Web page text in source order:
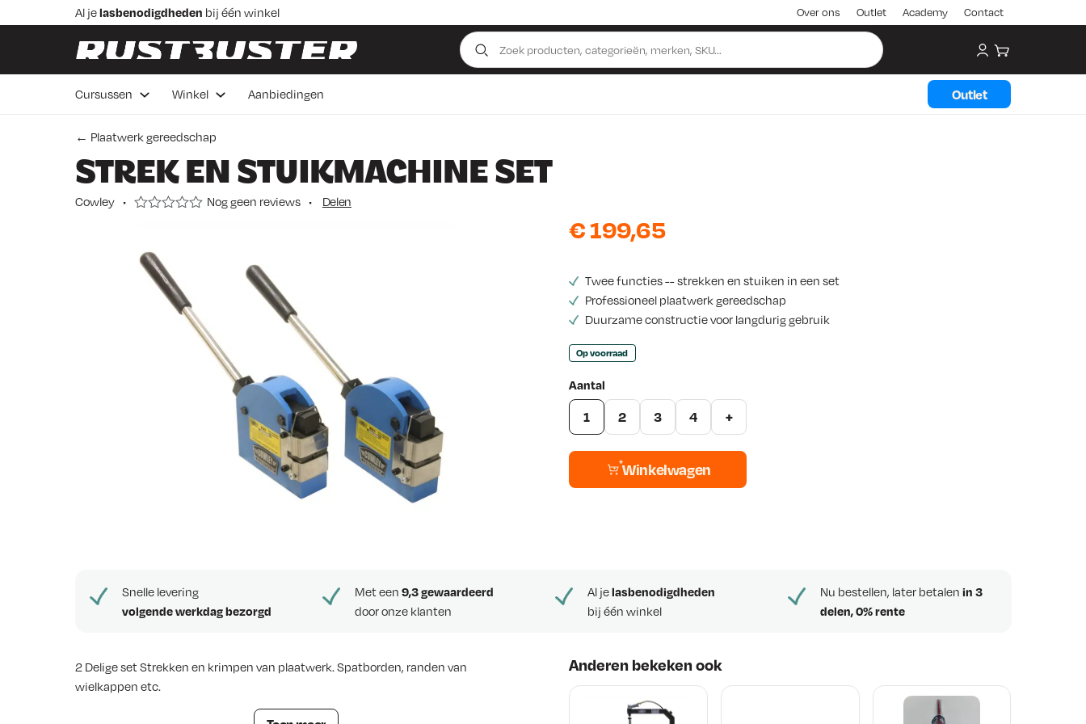
Skip to contentAl jelasbenodigdheden bij één winkel
Advies van vakmensen
Over ons Outlet Academy Contact
My account
Winkelwagen
Cursussen Winkel Aanbiedingen Outlet
← Plaatwerk gereedschap
STREK EN STUIKMACHINE SET
Cowley •
g
Nog geen reviews • Delen
€199,65
Twee functies -- strekken en stuiken in een set
Professioneel plaatwerk gereedschap
Duurzame constructie voor langdurig gebruik
Op voorraad
Aantal
1 2 3 4 +
Winkelwagen
Snelle levering
volgende werkdag bezorgd
Met een 9,3 gewaardeerd
door onze klanten
Al jelasbenodigdheden
bij één winkel
Nu bestellen, later betalenin 3
delen, 0% rente
2 Delige set Strekken en krimpen van plaatwerk. Spatborden, randen van
wielkappen etc.
Strek en stuikmachine set
Anderen bekeken ook